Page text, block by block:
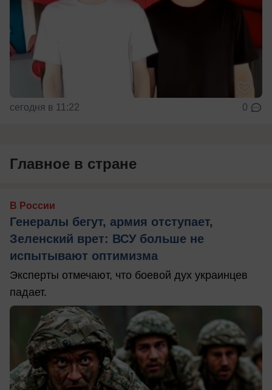
сегодня в 11:22 0
Главное в стране
В России
Генералы бегут, армия отступает,
Зеленский врет: ВСУ больше не
испытывают оптимизма
Эксперты отмечают, что боевой дух украинцев
падает.